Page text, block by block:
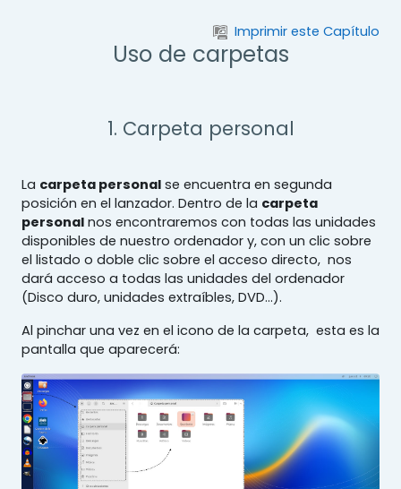
Imprimir este Capítulo
Uso de carpetas
1. Carpeta personal
La carpeta personal se encuentra en segunda
posición en el lanzador. Dentro de la carpeta
personal nos encontraremos con todas las unidades
disponibles de nuestro ordenador y, con un clic sobre
el listado o doble clic sobre el acceso directo, nos
dará acceso a todas las unidades del ordenador
(Disco duro, unidades extraíbles, DVD...).
Al pinchar una vez en el icono de la carpeta, esta es la
pantalla que aparecerá: